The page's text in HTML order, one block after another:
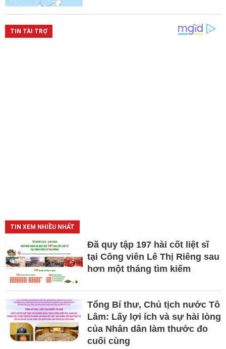
TIN XEM NHIỀU NHẤT
Đã quy tập 197 hài cốt liệt sĩ
tại Công viên Lê Thị Riêng sau
hơn một tháng tìm kiếm
Tổng Bí thư, Chủ tịch nước Tô
Lâm: Lấy lợi ích và sự hài lòng
của Nhân dân làm thước đo
cuối cùng